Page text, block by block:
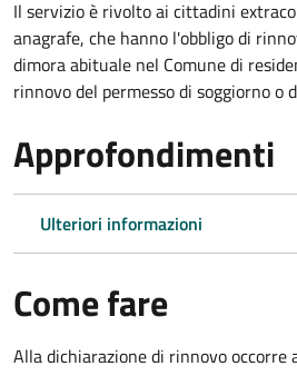
Il servizio è rivolto ai cittadini
anagrafe, che hanno l'obbligo di
dimora abituale nel Comune di
rinnovo del permesso di soggiorno o
Approfondimenti
Ulteriori informazioni
Come fare
Alla dichiarazione di rinnovo occorre